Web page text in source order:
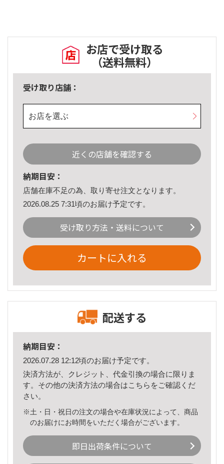
お店で受け取る
（送料無料）
受け取り店舗：
お店を選ぶ
近くの店舗を確認する
納期目安：
店舗在庫不足の為、取り寄せ注文となります。
2026.08.25 7:31頃のお届け予定です。
受け取り方法・送料について
カートに入れる
配送する
納期目安：
2026.07.28 12:12頃のお届け予定です。
決済方法が、クレジット、代金引換の場合に限りま
す。その他の決済方法の場合はこちら をご確認くだ
さい。
※土・日・祝日の注文の場合や在庫状況によって、商品
のお届けにお時間をいただく場合がございます。
即日出荷条件について